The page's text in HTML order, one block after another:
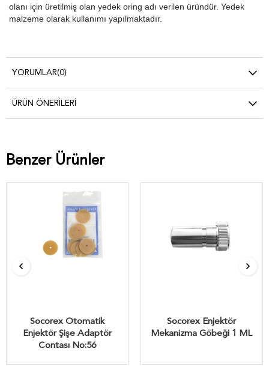
olanı için üretilmiş olan yedek oring adı verilen üründür. Yedek
malzeme olarak kullanımı yapılmaktadır.
YORUMLAR(0)
ÜRÜN ÖNERILERI
Benzer Ürünler
Socorex Otomatik
Enjektör Şişe Adaptör
Contası No:56
Socorex Enjektör
Mekanizma Göbeği 1 ML